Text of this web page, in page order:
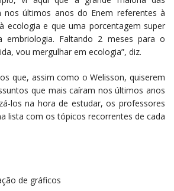
nos últimos anos do Enem referentes à
ecologia e que uma porcentagem super
embriologia. Faltando 2 meses para o
vou mergulhar em ecologia”, diz.
que, assim como o Welisson, quiserem
que mais caíram nos últimos anos
los na hora de estudar, os professores
lista com os tópicos recorrentes de cada
de gráficos